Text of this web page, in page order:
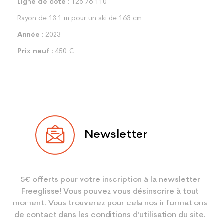
Ligne de cote : 126 76 110
Rayon de 13.1 m pour un ski de 163 cm
Année : 2023
Prix neuf : 450 €
Utilisateur Femme
Coloris Vert
En achetant d'occasion :
Economie CO² (en kg)
3.9
Newsletter
5€ offerts pour votre inscription à la newsletter
Freeglisse! Vous pouvez vous désinscrire à tout
moment. Vous trouverez pour cela nos informations
de contact dans les conditions d'utilisation du site.